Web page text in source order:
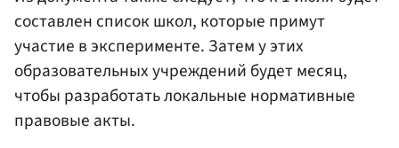
составлен список школ, которые примут
участие в эксперименте. Затем у этих
образовательных учреждений будет месяц,
чтобы разработать локальные нормативные
правовые акты.